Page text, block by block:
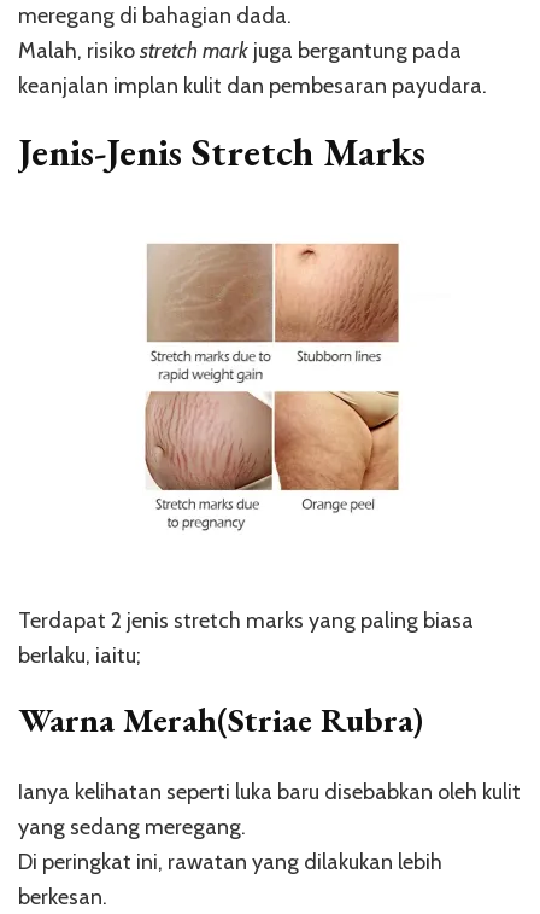
meregang di bahagian dada.
Malah, risikostretch mark juga bergantung pada
keanjalan implan kulit dan pembesaran payudara.
Jenis-Jenis Stretch Marks
Terdapat 2 jenis stretch marks yang paling biasa
berlaku, iaitu;
Warna Merah(Striae Rubra)
Ianya kelihatan seperti luka baru disebabkan oleh kulit
yang sedang meregang.
Di peringkat ini, rawatan yang dilakukan lebih
berkesan.